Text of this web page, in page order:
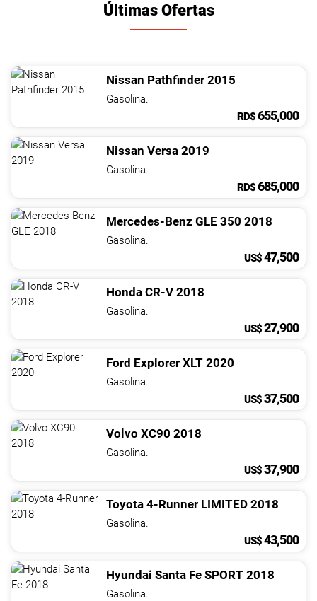
Últimas Ofertas
Nissan Pathfinder 2015
Gasolina.
RD$655,000
Nissan Versa 2019
Gasolina.
RD$685,000
Mercedes-Benz GLE 350 2018
Gasolina.
US$47,500
Honda CR-V 2018
Gasolina.
US$27,900
Ford Explorer XLT 2020
Gasolina.
US$37,500
Volvo XC90 2018
Gasolina.
US$37,900
Toyota 4-Runner LIMITED 2018
Gasolina.
US$43,500
Hyundai Santa Fe SPORT 2018
Gasolina.